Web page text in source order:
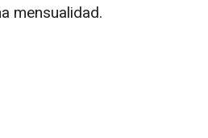
mensualidad.